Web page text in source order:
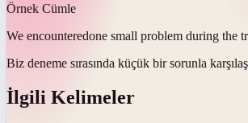
Örnek Cümle
We encounteredone small problem during the
Biz deneme sırasında küçük bir sorunla
İlgili Kelimeler